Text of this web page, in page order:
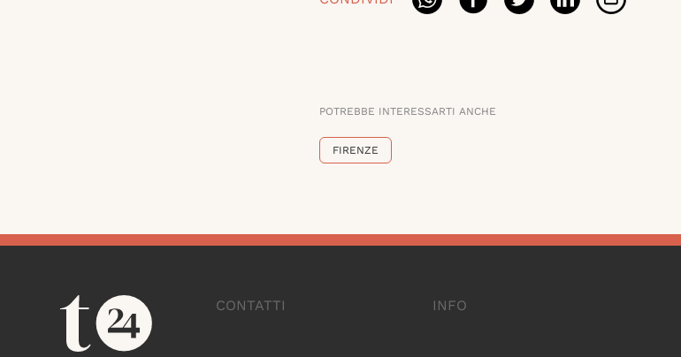
POTREBBE INTERESSARTI ANCHE
FIRENZE
CONTATTI INFO